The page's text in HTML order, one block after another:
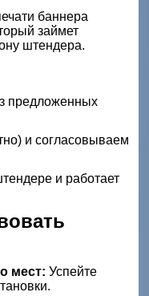
баннера
займет
штендера.
предложенных
и согласовываем
и работает
мест: Успейте